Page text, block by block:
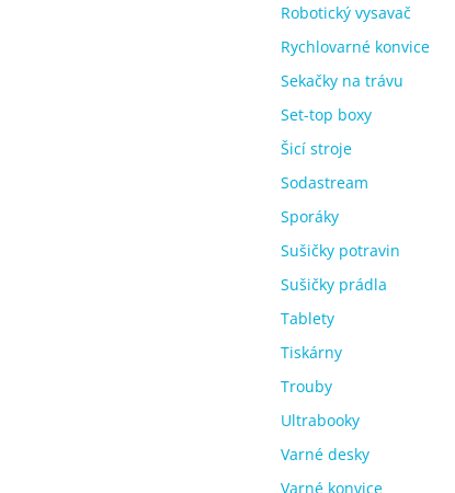
Robotický vysavač
Rychlovarné konvice
Sekačky na trávu
Set-top boxy
Šicí stroje
Sodastream
Sporáky
Sušičky potravin
Sušičky prádla
Tablety
Tiskárny
Trouby
Ultrabooky
Varné desky
Varné konvice